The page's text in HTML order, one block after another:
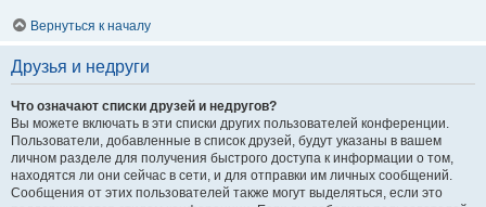
Вернуться к началу
Друзья и недруги
Что означают списки друзей и недругов?
Вы можете включать в эти списки других пользователей конференции.
Пользователи, добавленные в список друзей, будут указаны в вашем
личном разделе для получения быстрого доступа к информации о том,
находятся ли они сейчас в сети, и для отправки им личных сообщений.
Сообщения от этих пользователей также могут выделяться, если это